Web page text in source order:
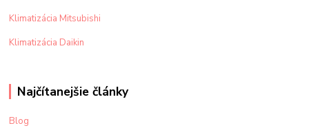
Klimatizácia Mitsubishi
Klimatizácia Daikin
Najčítanejšie články
Blog